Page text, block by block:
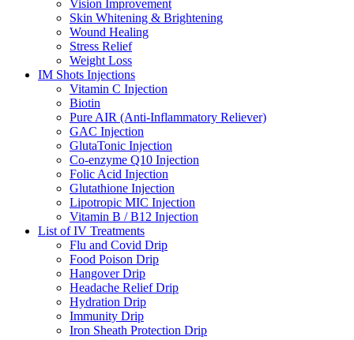
Vision Improvement
Skin Whitening & Brightening
Wound Healing
Stress Relief
Weight Loss
IM Shots Injections
Vitamin C Injection
Biotin
Pure AIR (Anti-Inflammatory Reliever)
GAC Injection
GlutaTonic Injection
Co-enzyme Q10 Injection
Folic Acid Injection
Glutathione Injection
Lipotropic MIC Injection
Vitamin B / B12 Injection
List of IV Treatments
Flu and Covid Drip
Food Poison Drip
Hangover Drip
Headache Relief Drip
Hydration Drip
Immunity Drip
Iron Sheath Protection Drip